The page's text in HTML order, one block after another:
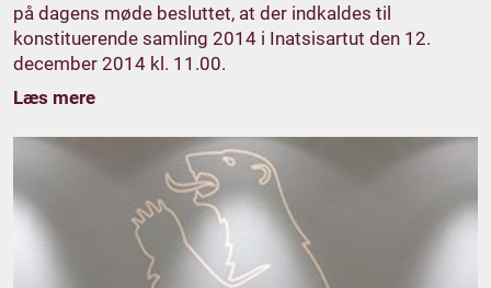
på dagens møde besluttet, at der indkaldes til
konstituerende samling 2014 i Inatsisartut den 12.
december 2014 kl. 11.00.
Læs mere